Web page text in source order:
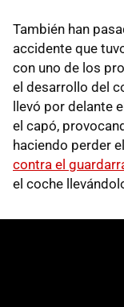
También han
accidente que
con uno de los
el desarrollo del
llevó por delante
el capó,
haciendo perder
contra el
el coche